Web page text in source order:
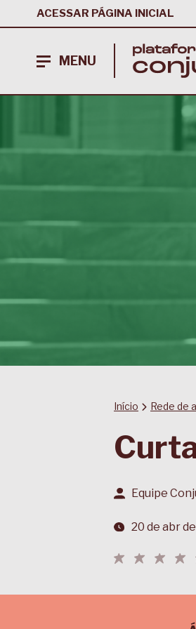
ACESSAR PÁGINA INICIAL
MENU
Início Rede de
Equipe
20 de abr